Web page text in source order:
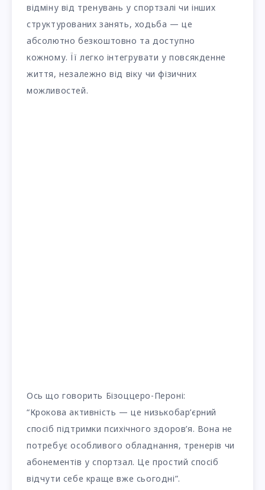
відміну від тренувань у спортзалі чи інших
структурованих занять, ходьба — це
абсолютно безкоштовно та доступно
кожному. Її легко інтегрувати у повсякденне
життя, незалежно від віку чи фізичних
можливостей.
Ось що говорить Бізоццеро-Пероні:
“Крокова активність — це низькобар’єрний
спосіб підтримки психічного здоров’я. Вона не
потребує особливого обладнання, тренерів чи
абонементів у спортзал. Це простий спосіб
відчути себе краще вже сьогодні”.